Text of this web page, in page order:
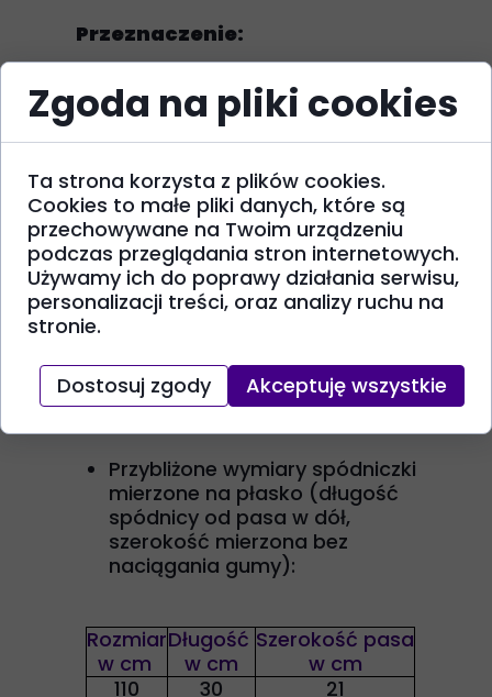
Przeznaczenie:
Całoroczna, zimą na cieplejsze
dni
Zabawa, dobry wygląd
przyjęcia, święta i
uroczystości, spacer, do
przedszkola i szkoły
Pielęgnacja:
Instrukcja pielęgnacji znajduje
prasowania
Przybliżone wymiary spódniczki
mierzone na płasko (długość
spódnicy od pasa w dół,
szerokość mierzona bez
naciągania gumy):
Rozmiar
w cm
Długość
w cm
Szerokość pasa
w cm
110
30
21
Zgoda na pliki cookies
Ta strona korzysta z plików cookies.
Cookies to małe pliki danych, które są
przechowywane na Twoim urządzeniu
podczas przeglądania stron internetowych.
Używamy ich do poprawy działania serwisu,
personalizacji treści, oraz analizy ruchu na
stronie.
Dostosuj zgody Akceptuję wszystkie